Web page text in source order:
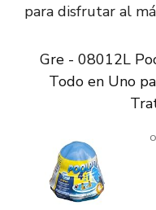
para disfrutar al
Gre - 08012L
Todo en Uno